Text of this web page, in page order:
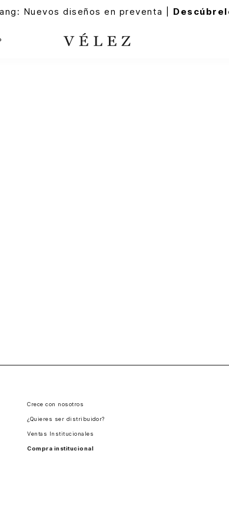
Nuevos diseños en preventa |
Crece con nosotros
¿Quieres ser distribuidor?
Ventas Institucionales
Compra institucional